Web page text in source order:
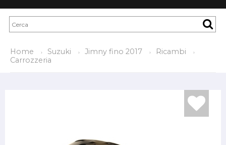
Home Suzuki Jimny fino 2017
Ricambi
Carrozzeria